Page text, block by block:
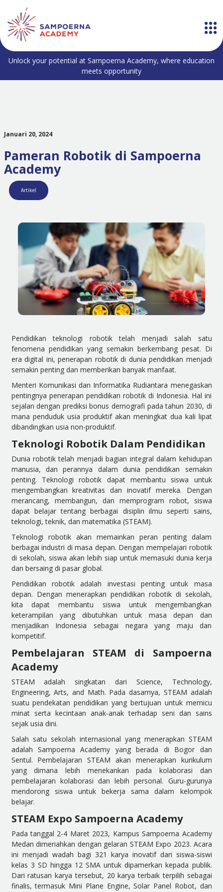
Unlock your potential at Sampoerna Academy, where education
meets opportunity
Januari 20, 2024
Pameran Robotik di Sampoerna
Academy
Artikel
Pendidikan teknologi robotik telah menjadi salah satu
fenomena pendidikan yang semakin berkembang pesat. Di
era digital ini, penerapan robotik di dunia pendidikan menjadi
semakin penting dan memberikan banyak manfaat.
Menteri Komunikasi dan Informatika Rudiantara menegaskan
pentingnya penerapan pendidikan robotik di Indonesia. Hal ini
sejalan dengan prediksi bonus demografi pada tahun 2030, di
mana penduduk usia produktif akan meningkat dua kali lipat
dibandingkan usia non-produktif.
Teknologi Robotik Dalam Pendidikan
Dunia robotik telah menjadi bagian integral dalam kehidupan
manusia, dan perannya dalam dunia pendidikan semakin
penting. Teknologi robotik dapat membantu siswa untuk
mengembangkan kreativitas dan inovatif mereka. Dengan
merancang, membangun, dan memprogram robot, siswa
dapat belajar tentang berbagai disiplin ilmu seperti sains,
teknologi, teknik, dan matematika (STEAM).
Teknologi robotik akan memainkan peran penting dalam
berbagai industri di masa depan. Dengan mempelajari robotik
di sekolah, siswa akan lebih siap untuk memasuki dunia kerja
dan bersaing di pasar global.
Pendidikan robotik adalah investasi penting untuk masa
depan. Dengan menerapkan pendidikan robotik di sekolah,
kita dapat membantu siswa untuk mengembangkan
keterampilan yang dibutuhkan untuk masa depan dan
menjadikan Indonesia sebagai negara yang maju dan
kompetitif.
Pembelajaran STEAM di Sampoerna
Academy
STEAM adalah singkatan dari Science, Technology,
Engineering, Arts, and Math. Pada dasarnya, STEAM adalah
suatu pendekatan pendidikan yang bertujuan untuk memicu
minat serta kecintaan anak-anak terhadap seni dan sains
sejak usia dini.
Salah satu sekolah internasional yang menerapkan STEAM
adalah Sampoerna Academy yang berada di Bogor dan
Sentul. Pembelajaran STEAM akan menerapkan kurikulum
yang dimana lebih menekankan pada kolaborasi dan
pembelajaran kolaborasi dan lebih personal. Guru-gurunya
mendorong siswa untuk bekerja sama dalam kelompok
belajar.
STEAM Expo Sampoerna Academy
Pada tanggal 2-4 Maret 2023, Kampus Sampoerna Academy
Medan dimeriahkan dengan gelaran STEAM Expo 2023. Acara
ini menjadi wadah bagi 321 karya inovatif dari siswa-siswi
kelas 3 SD hingga 12 SMA untuk dipamerkan kepada publik.
Dari ratusan karya tersebut, 20 karya terbaik terpilih sebagai
finalis, termasuk Mini Plane Engine, Solar Panel Robot, dan